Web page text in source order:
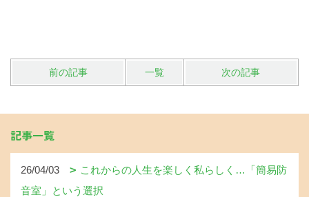
前の記事 一覧 次の記事
記事一覧
26/04/03
これからの人生を楽しく私らしく…「簡易防
音室」という選択